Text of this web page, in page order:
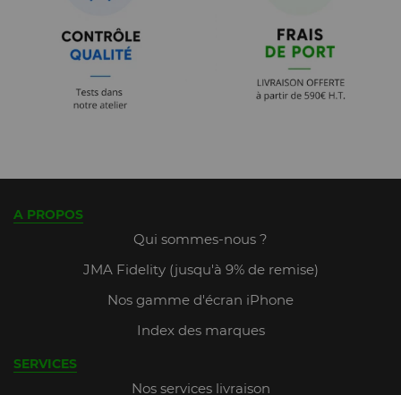
A PROPOS
Qui sommes-nous ?
JMA Fidelity (jusqu'à 9% de remise)
Nos gamme d'écran iPhone
Index des marques
SERVICES
Nos services livraison